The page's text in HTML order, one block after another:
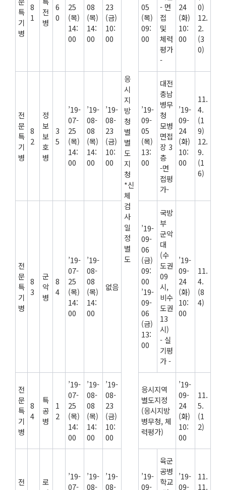
응
시
지
방
청
별
별
도
지
청
*신
체
검
사
일
정
별
도
특
기
병
8
1
전
병
6
0
25
(목)
14:
00
08
(목)
14:
00
23
(금)
10:
00
05
(목)
09:
00
- 면
접
및
체력
평가
-
24
(화)
10:
00
0)
12.
2.
(3
0)
전
문
특
기
병
8
2
정
보
보
호
병
3
5
’19-
07-
25
(목)
14:
00
’19-
08-
08
(목)
14:
00
’19-
08-
23
(금)
10:
00
’19-
09-
05
(목)
13:
00
대전
충남
병무
청
모병
면접
장 3
층
-면
접평
가-
’19-
09-
24
(화)
10:
00
11.
4.
(1
9)
12.
9.
(1
6)
전
문
특
기
병
8
3
군
악
병
8
4
’19-
07-
25
(목)
14:
00
’19-
08-
08
(목)
14:
00
없음
’19-
09-
06
(금)
09:
00
’19-
09-
06
(금)
13:
00
국방
부
군악
대
(수
도권
09
시,
비수
도권
13
시)
- 실
기평
가 -
’19-
09-
24
(화)
10:
00
11.
4.
(8
4)
전
문
특
기
병
8
4
특
공
병
1
2
’19-
07-
25
(목)
14:
00
’19-
08-
08
(목)
14:
00
’19-
08-
23
(금)
10:
00
응시지역
별도지정
(응시지방
병무청, 체
력평가)
’19-
09-
24
(화)
10:
00
11.
5.
(1
2)
전
로
’19-
07-
’19-
08-
’19-
08-
’19-
09-
육군
공병
학교
’19-
09-
11.
11.